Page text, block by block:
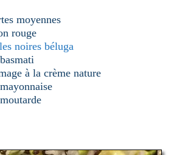
moyennes
rouge
noires béluga
à la crème nature